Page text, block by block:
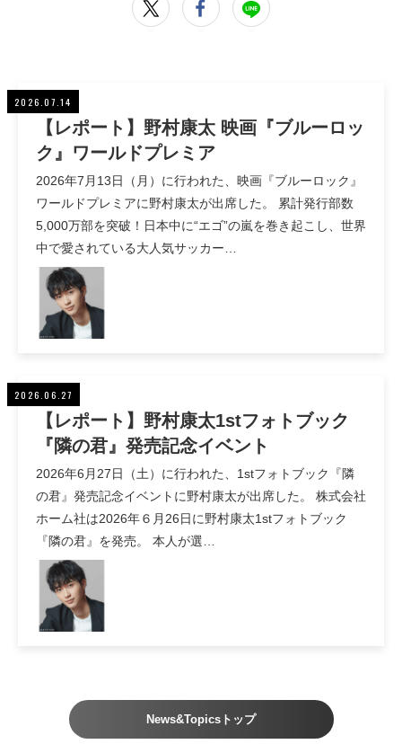
2026.07.14
【レポート】野村康太 映画『ブルーロッ
ク』ワールドプレミア
2026年7月13日（月）に行われた、映画『ブルーロック』
ワールドプレミアに野村康太が出席した。 累計発行部数
5,000万部を突破！日本中に“エゴ”の嵐を巻き起こし、世界
中で愛されている大人気サッカー…
2026.06.27
【レポート】野村康太1stフォトブック
『隣の君』発売記念イベント
2026年6月27日（土）に行われた、1stフォトブック『隣
の君』発売記念イベントに野村康太が出席した。 株式会社
ホーム社は2026年６月26日に野村康太1stフォトブック
『隣の君』を発売。 本人が選…
News&Topicsトップ